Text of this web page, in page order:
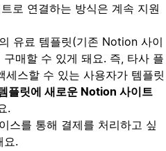
로 연결하는 방식은 계속 지원
유료 템플릿(기존 Notion 사이
구매할 수 있게 돼요. 즉, 타사 플
스할 수 있는 사용자가 템플릿
플릿에 새로운 Notion 사이트
.
스를 통해 결제를 처리하고 싶
요.